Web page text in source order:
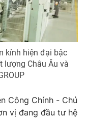
Việt
bằng AI
kính hiện đại bậc
lượng Châu Âu và
Công Chính - Chủ
vị đang đầu tư hệ